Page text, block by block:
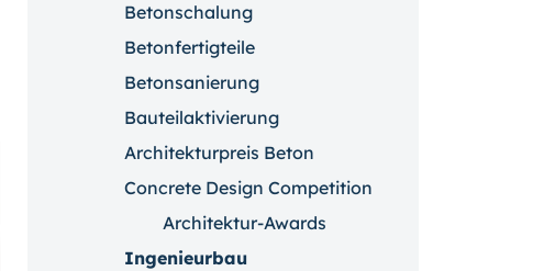
Betonschalung
Betonfertigteile
Betonsanierung
Bauteilaktivierung
Architekturpreis Beton
Concrete Design Competition
Architektur-Awards
Ingenieurbau